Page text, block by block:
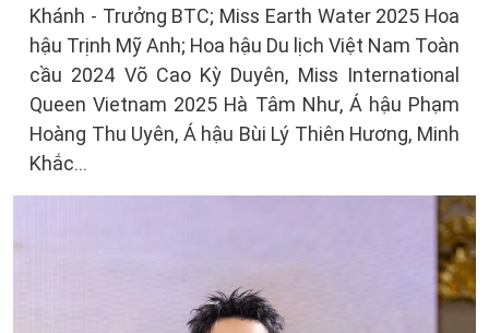
Khánh - Trưởng BTC; Miss Earth Water 2025 Hoa
hậu Trịnh Mỹ Anh; Hoa hậu Du lịch Việt Nam Toàn
cầu 2024 Võ Cao Kỳ Duyên, Miss International
Queen Vietnam 2025 Hà Tâm Như, Á hậu Phạm
Hoàng Thu Uyên, Á hậu Bùi Lý Thiên Hương, Minh
Khắc…